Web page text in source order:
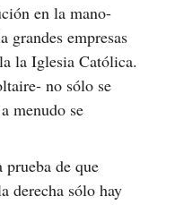
en la mano-
grandes empresas
la Iglesia Católica.
no sólo se
menudo se
prueba de que
derecha sólo hay